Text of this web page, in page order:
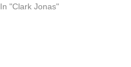
In "Clark Jonas"